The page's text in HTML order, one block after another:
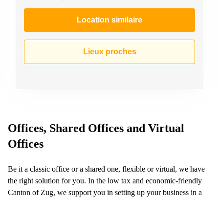
Chemin
de la
La
Pièce
1
Bahnhofstrasse
10 Zürich
Location similaire
Lieux proches
Offices, Shared Offices and Virtual
Offices
Be it a classic office or a shared one, flexible or virtual, we have
the right solution for you. In the low tax and economic-friendly
Canton of Zug, we support you in setting up your business in a